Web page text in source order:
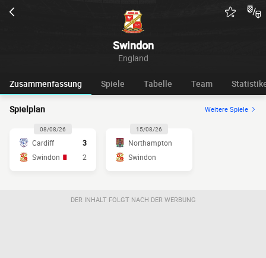
Swindon
England
Zusammenfassung Spiele Tabelle Team
Spielplan Weitere Spiele
08/08/26
Cardiff
3
Swindon
2
15/08/26
Northampton
Swindon
DER INHALT FOLGT NACH DER WERBUNG